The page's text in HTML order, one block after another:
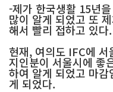
-제가 한국생활 15년
많이 알게 되었고 또
해서 빨리 접하고 있다.
현재, 여의도 IFC에
지인분이 서울시에 좋
하여 알게 되었고 마
게 되었다.